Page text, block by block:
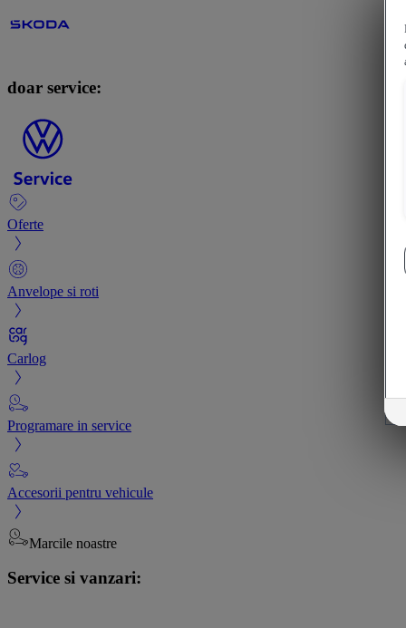
doar service:
Oferte
Anvelope si roti
Carlog
Programare in service
Accesorii pentru vehicule
Marcile noastre
Service si vanzari: